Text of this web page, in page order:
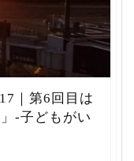
｜第6回目は
-子どもがい